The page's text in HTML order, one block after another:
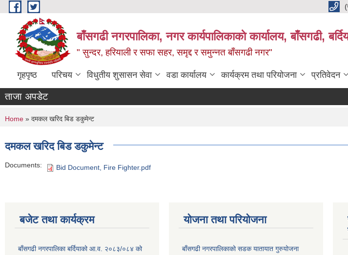
Skip to main content
बाँसगढी नगरपालिका, नगर कार्यपालिकाकाे कार्यालय, बाँसगढी,
" सुन्दर, हरियाली र सफा सहर, समृद्द र समुन्नत बाँसगढी नगर"
गृहपृष्ठ परिचय विधुतीय शुसासन सेवा वडा कार्यालय कार्यक्रम तथा परियोजना प्रतिवेदन
ताजा अपडेट
You are here
Home » दमकल खरिद बिड डकुमेन्ट
दमकल खरिद बिड डकुमेन्ट
Documents: Bid Document, Fire Fighter.pdf
बजेट तथा कार्यक्रम
बाँसगढी नगरपालिका बर्दियाको आ.व. २०८३/०८४ को
योजना तथा परियोजना
बाँसगढी नगरपालिकाको सडक यातायात गुरुयोजना